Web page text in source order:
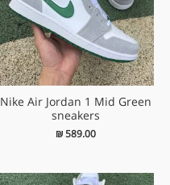
Nike Air Jordan 1 Mid Green
sneakers
₪589.00